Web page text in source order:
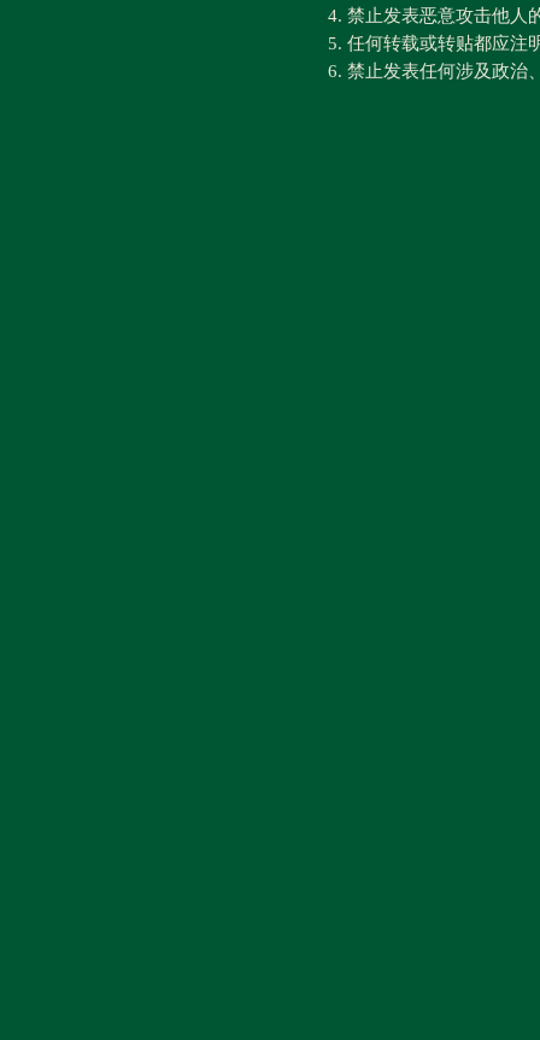
4. 禁止发表恶意攻击他人
5. 任何转载或转贴都应注
6. 禁止发表任何涉及政治